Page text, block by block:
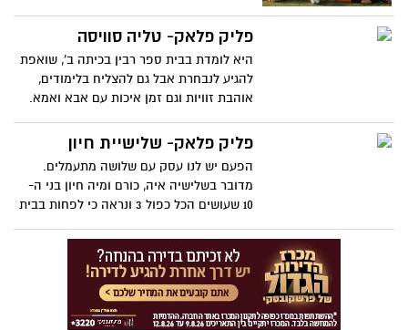
מאמני ההתעמלות של הנבחרת : אלכס חסיד,
טניה טיטוב,רז פורת,יערה דוד, מוריה דורי ולין
גורביץ
באליפות הליגה (מחוז שפלה) לאחר ניצחון 1-
3 על השנייה בטבלה, מכבי קריית גת.
פליק פלאק- טליה סוויסה
היא לומדת בבית ספר רבין בכיתה ב', שואפת
להגיע לנבחרת אבל גם להצליח בלימודים,
אוהבת זוויות וגם זמן איכות עם אבא ואמא.
פליק פלאק- שלישיית חיון
הפעם יש לנו עסק עם שלושה מתעמלים.
מדובר בשלישיה איה, כורם ומיה חיון בני ה-
10 שעושים הכל כפול 3 ונראה כי לפחות בבית